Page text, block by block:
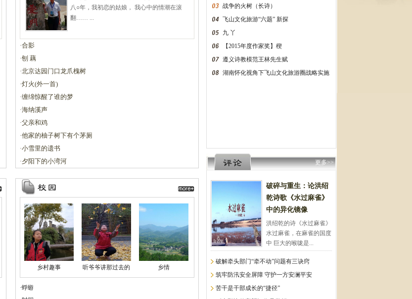
八○年，我初恋的姑娘， 我心中的情潮在滚
翻…… ...
·合影
·刨 藕
·北京达园门口龙爪槐树
·灯火(外一首)
·缠绵惊醒了谁的梦
·海纳溪声
·父亲和鸡
·他家的柚子树下有个茅厕
·小雪里的遗书
·夕阳下的小湾河
乡村趣事
听爷爷讲那过去的
事
乡情
·蜉蝣
战争的火树（长诗）
飞山文化旅游“六题” 新探
九 丫
【2015年度作家奖】楔
遵义诗教模范王林先生赋
湖南怀化视角下飞山文化旅游圈战略实施
更多>>
破碎与重生：论洪绍
乾诗歌《水过麻雀》
中的异化镜像
洪绍乾的诗《水过麻雀》
水过麻雀，在麻雀的国度
中 巨大的喉咙是...
破解牵头部门“牵不动”问题有三诀窍
筑牢防汛安全屏障 守护一方安澜平安
苦干是干部成长的“捷径”